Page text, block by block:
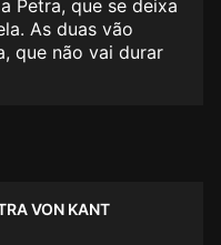
Petra, que se deixa
As duas vão
que não vai durar
VON KANT